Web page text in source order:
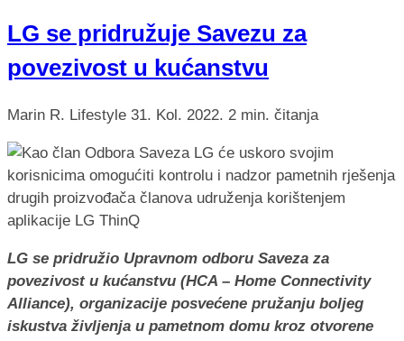
LG se pridružuje Savezu za
povezivost u kućanstvu
Marin R. Lifestyle 31. Kol. 2022. 2 min. čitanja
LG se pridružio Upravnom odboru Saveza za
povezivost u kućanstvu (HCA – Home Connectivity
Alliance), organizacije posvećene pružanju boljeg
iskustva življenja u pametnom domu kroz otvorene